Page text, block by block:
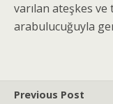
varılan ateşkes
arabulucuğuyla
Previous Post